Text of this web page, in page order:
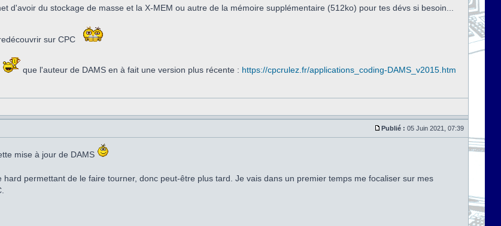
d'avoir du stockage de masse et la X-MEM ou autre de la mémoire supplémentaire (512ko) pour tes dévs si besoin...
sur CPC
que l'auteur de DAMS en à fait une version plus récente : https://cpcrulez.fr/applications_coding-DAMS_v2015.htm
Publié : 05 Juin 2021, 07:39
mise à jour de DAMS
permettant de le faire tourner, donc peut-être plus tard. Je vais dans un premier temps me focaliser sur mes